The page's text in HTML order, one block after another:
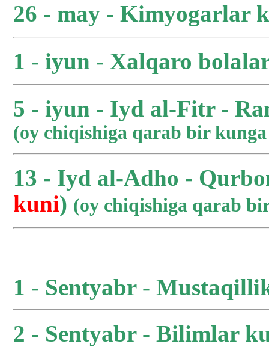
26 - may - Kimyogarlar
1 - iyun - Xalqaro
5 - iyun - Iyd al-Fitr -
(oy chiqishiga qarab bir
13 - Iyd al-Adho -
kuni) (oy chiqishiga qarab
1 - Sentyabr -
2 - Sentyabr - Bilimlar